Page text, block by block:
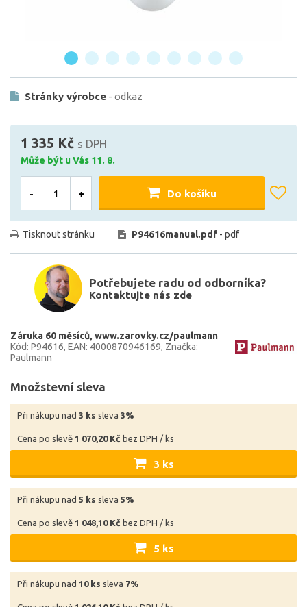
Stránky výrobce - odkaz
1 335 Kč s DPH
Může být u Vás 11. 8.
- + Do košíku
Tisknout stránku P94616manual.pdf - pdf
Potřebujete radu od odborníka?
Kontaktujte nás zde
Záruka 60 měsíců www.zarovky.cz/paulmann
Kód: P94616 EAN: 4000870946169 Značka:
Paulmann
Množstevní sleva
Při nákupu nad 3 ks sleva 3%
Cena po slevě 1 070,20 Kč bez DPH / ks
3 ks
Při nákupu nad 5 ks sleva 5%
Cena po slevě 1 048,10 Kč bez DPH / ks
5 ks
Při nákupu nad 10 ks sleva 7%